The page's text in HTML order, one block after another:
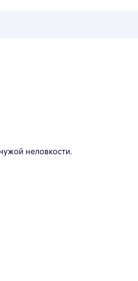
неловкости.